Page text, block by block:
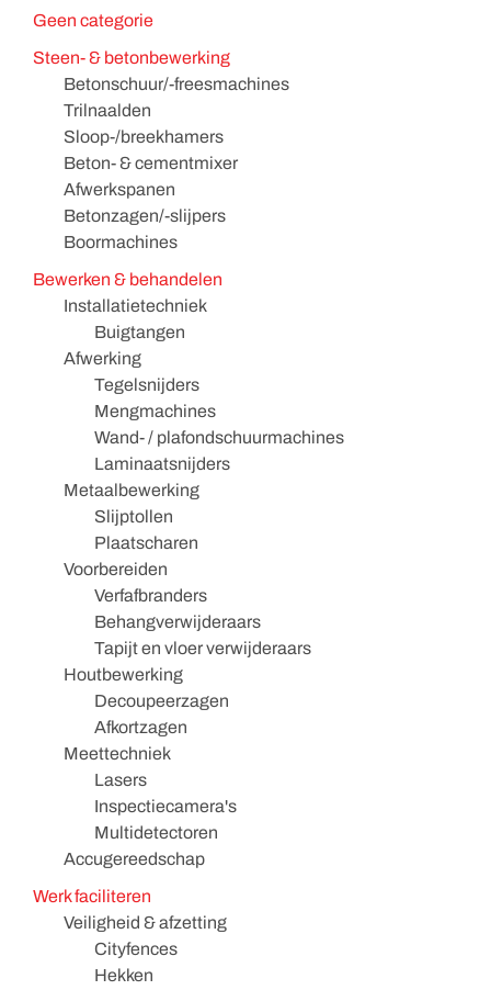
Geen categorie
Steen- & betonbewerking
Betonschuur/-freesmachines
Trilnaalden
Sloop-/breekhamers
Beton- & cementmixer
Afwerkspanen
Betonzagen/-slijpers
Boormachines
Bewerken & behandelen
Installatietechniek
Buigtangen
Afwerking
Tegelsnijders
Mengmachines
Wand- / plafondschuurmachines
Laminaatsnijders
Metaalbewerking
Slijptollen
Plaatscharen
Voorbereiden
Verfafbranders
Behangverwijderaars
Tapijt en vloer verwijderaars
Houtbewerking
Decoupeerzagen
Afkortzagen
Meettechniek
Lasers
Inspectiecamera's
Multidetectoren
Accugereedschap
Werk faciliteren
Veiligheid & afzetting
Cityfences
Hekken